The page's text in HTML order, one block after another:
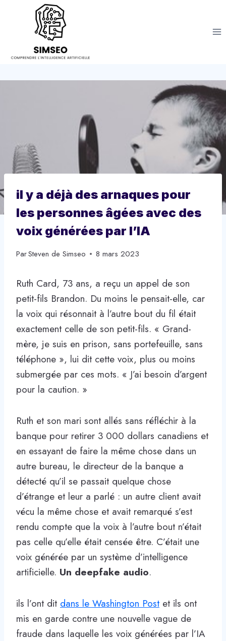
il y a déjà des arnaques pour
les personnes âgées avec des
voix générées par l’IA
ParSteven de Simseo 8 mars 2023
Ruth Card, 73 ans, a reçu un appel de son
petit-fils Brandon. Du moins le pensait-elle, car
la voix qui résonnait à l’autre bout du fil était
exactement celle de son petit-fils. « Grand-
mère, je suis en prison, sans portefeuille, sans
téléphone », lui dit cette voix, plus ou moins
submergée par ces mots. « J’ai besoin d’argent
pour la caution. »
Ruth et son mari sont allés sans réfléchir à la
banque pour retirer 3 000 dollars canadiens et
en essayant de faire la même chose dans un
autre bureau, le directeur de la banque a
détecté qu’il se passait quelque chose
d’étrange et leur a parlé : un autre client avait
vécu la même chose et avait remarqué s’est
rendu compte que la voix à l’autre bout n’était
pas celle qu’elle était censée être. C’était une
voix générée par un système d’intelligence
artificielle. Un deepfake audio.
ils l’ont dit dans le Washington Post et ils ont
mis en garde contre une nouvelle vague de
fraude dans laquelle les voix générées par l’IA